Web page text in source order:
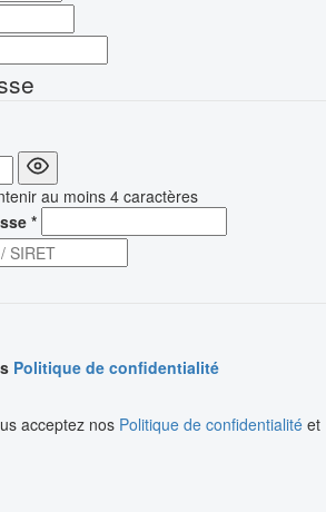
au moins 4 caractères
*
Politique de confidentialité
acceptez nos Politique de confidentialité et